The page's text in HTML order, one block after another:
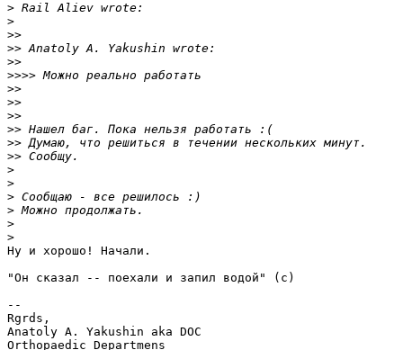
>
>
>>
>>
>>
>>>>
>>
>>
>>
>>
>>
>>
>
>
>
>
>
>
Ну и хорошо! Начали.
"Он сказал -- поехали и запил водой" (с)
--
Rgrds,
Anatoly A. Yakushin aka DOC
Orthopaedic Departmens